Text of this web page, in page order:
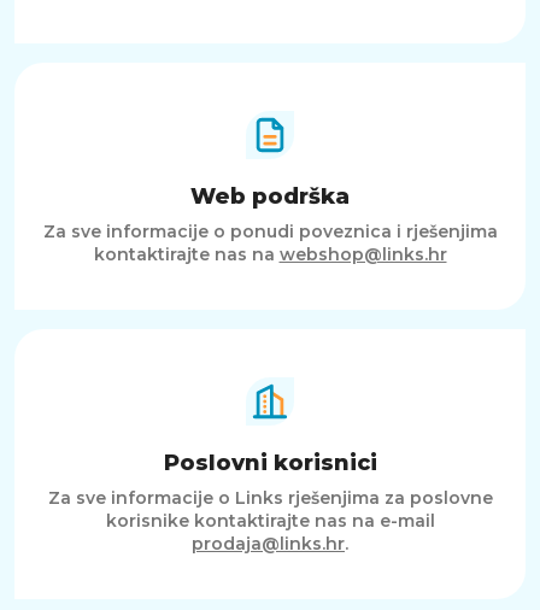
Web podrška
Za sve informacije o ponudi poveznica i rješenjima
kontaktirajte nas na webshop@links.hr
Poslovni korisnici
Za sve informacije o Links rješenjima za poslovne
korisnike kontaktirajte nas na e-mail
prodaja@links.hr.